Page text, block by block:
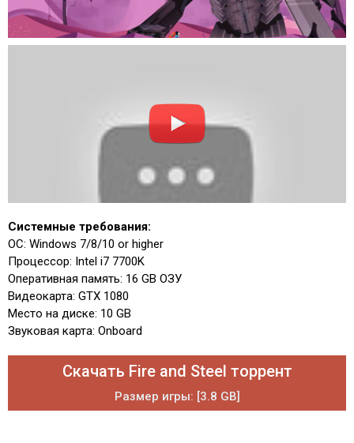
Системные требования:
ОС: Windows 7/8/10 or higher
Процессор: Intel i7 7700K
Оперативная память: 16 GB ОЗУ
Видеокарта: GTX 1080
Место на диске: 10 GB
Звуковая карта: Onboard
Скачать Fire and Steel торрент
Размер игры: [3.8 GB]